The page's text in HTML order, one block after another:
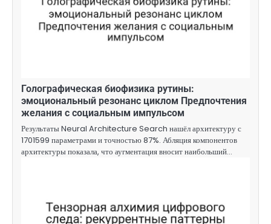
Голографическая биофизика рутины:
эмоциональный резонанс циклом Предпочтения
желания с социальным импульсом
Результаты Neural Architecture Search нашёл архитектуру с
1701599 параметрами и точностью 87%. Абляция компонентов
архитектуры показала, что аугментация вносит наибольший…